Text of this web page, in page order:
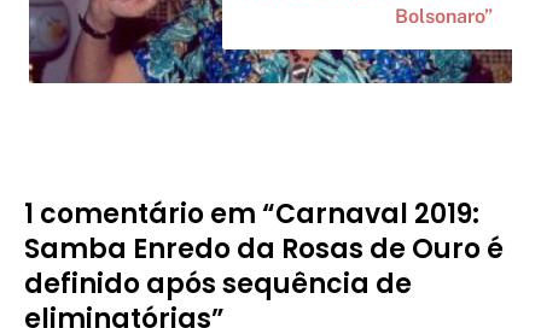
Bolsonaro”
1 comentário em “Carnaval 2019:
Samba Enredo da Rosas de Ouro é
definido após sequência de
eliminatórias”